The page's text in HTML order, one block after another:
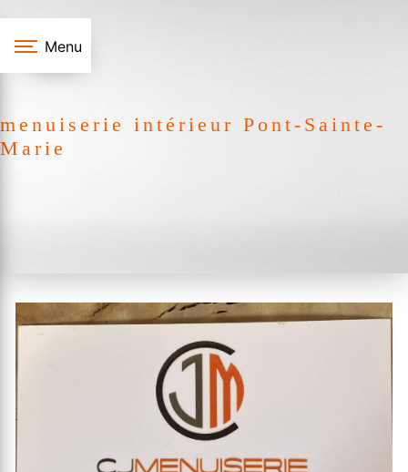
Menu
menuiserie intérieur Pont-Sainte-
Marie